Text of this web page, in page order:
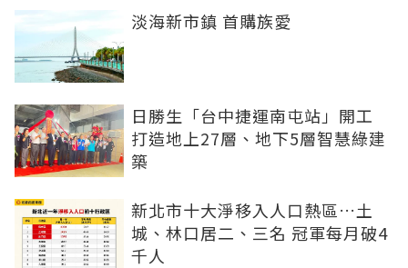
淡海新市鎮 首購族愛
日勝生「台中捷運南屯站」開工
打造地上27層、地下5層智慧綠建
築
新北市十大淨移入人口熱區…土
城、林口居二、三名 冠軍每月破4
千人